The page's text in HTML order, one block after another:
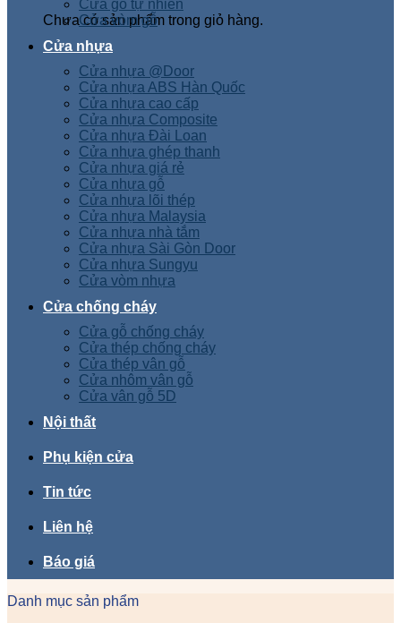
Chưa có sản phẩm trong giỏ hàng.
Cửa gỗ tự nhiên
Cửa vòm gỗ
Cửa nhựa
Cửa nhựa @Door
Cửa nhựa ABS Hàn Quốc
Cửa nhựa cao cấp
Cửa nhựa Composite
Cửa nhựa Đài Loan
Cửa nhựa ghép thanh
Cửa nhựa giá rẻ
Cửa nhựa gỗ
Cửa nhựa lõi thép
Cửa nhựa Malaysia
Cửa nhựa nhà tắm
Cửa nhựa Sài Gòn Door
Cửa nhựa Sungyu
Cửa vòm nhựa
Cửa chống cháy
Cửa gỗ chống cháy
Cửa thép chống cháy
Cửa thép vân gỗ
Cửa nhôm vân gỗ
Cửa vân gỗ 5D
Nội thất
Phụ kiện cửa
Tin tức
Liên hệ
Báo giá
Danh mục sản phẩm